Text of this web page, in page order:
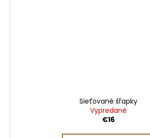
Sieťované šľapky
Vypredané
€16